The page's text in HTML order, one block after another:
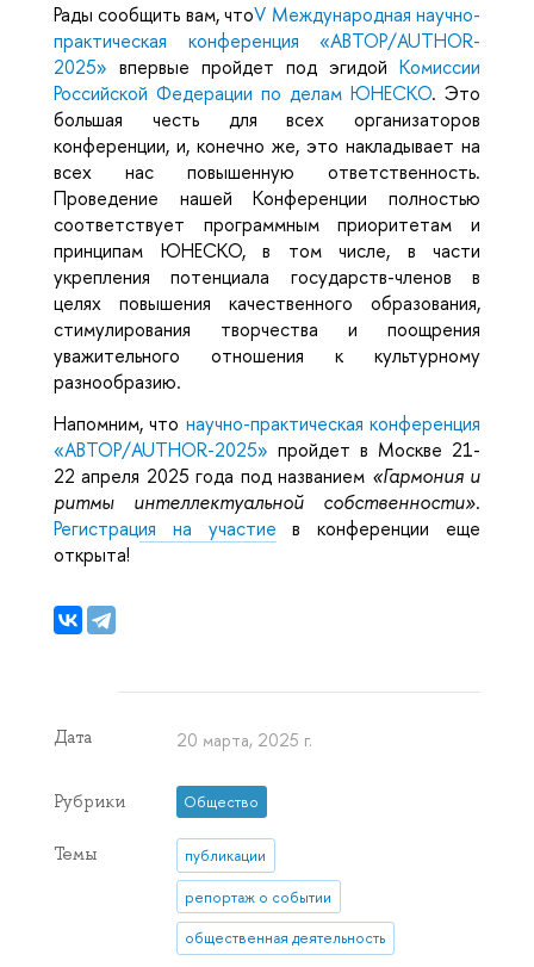
Рады сообщить вам, чтоV Международная научно-
практическая конференция «АВТОР/AUTHOR-
2025» впервые пройдет под эгидой Комиссии
Российской Федерации по делам ЮНЕСКО. Это
большая честь для всех организаторов
конференции, и, конечно же, это накладывает на
всех нас повышенную ответственность.
Проведение нашей Конференции полностью
соответствует программным приоритетам и
принципам ЮНЕСКО, в том числе, в части
укрепления потенциала государств-членов в
целях повышения качественного образования,
стимулирования творчества и поощрения
уважительного отношения к культурному
разнообразию.
Напомним, что научно-практическая конференция
«АВТОР/AUTHOR-2025» пройдет в Москве 21-
22 апреля 2025 года под названием «Гармония и
ритмы интеллектуальной собственности».
Регистрация на участие в конференции еще
открыта!
Дата 20 марта, 2025 г.
Рубрики Общество
Темы публикации
репортаж о событии
общественная деятельность